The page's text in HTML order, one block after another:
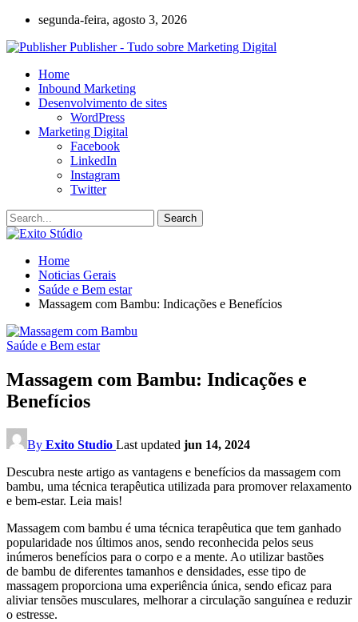
segunda-feira, agosto 3, 2026
Publisher - Tudo sobre Marketing Digital
Home
Inbound Marketing
Desenvolvimento de sites
WordPress
Marketing Digital
Facebook
LinkedIn
Instagram
Twitter
Home
Noticias Gerais
Saúde e Bem estar
Massagem com Bambu: Indicações e Benefícios
Saúde e Bem estar
Massagem com Bambu: Indicações e
Benefícios
By Exito Studio Last updated jun 14, 2024
Descubra neste artigo as vantagens e benefícios da massagem com
bambu, uma técnica terapêutica utilizada para promover relaxamento
e bem-estar. Leia mais!
Massagem com bambu é uma técnica terapêutica que tem ganhado
popularidade nos últimos anos, sendo reconhecida pelos seus
inúmeros benefícios para o corpo e a mente. Ao utilizar bastões
de bambu de diferentes tamanhos e densidades, esse tipo de
massagem proporciona uma experiência única, sendo eficaz para
aliviar tensões musculares, melhorar a circulação sanguínea e reduzir
o estresse.